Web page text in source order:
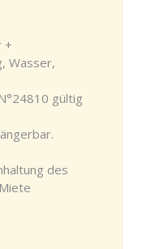
+
Wasser,
gültig
des